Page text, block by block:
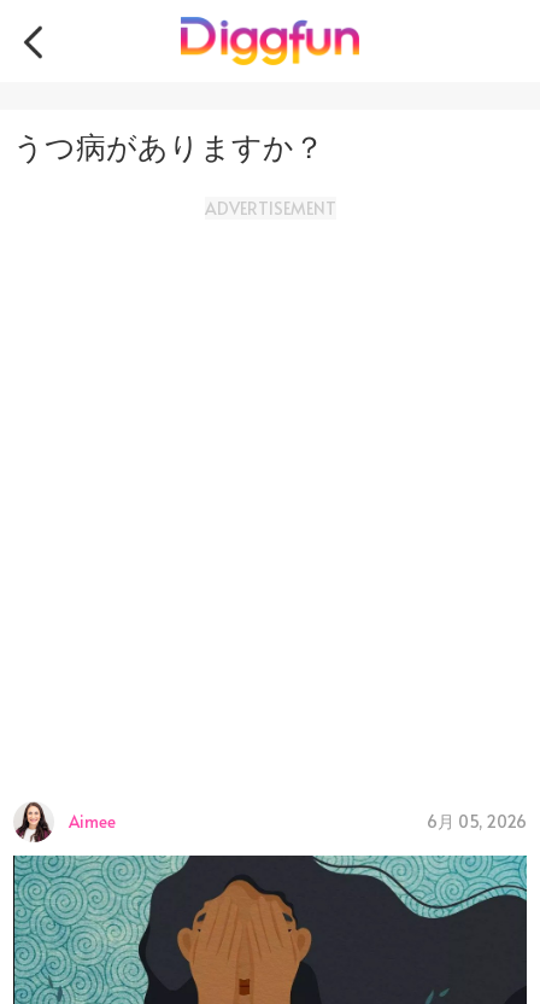
うつ病がありますか？
ADVERTISEMENT
Aimee 6月 05, 2026